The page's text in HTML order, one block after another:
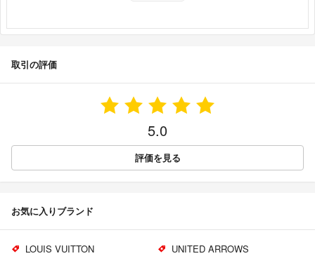
取引の評価
5.0
評価を見る
お気に入りブランド
LOUIS VUITTON
UNITED ARROWS